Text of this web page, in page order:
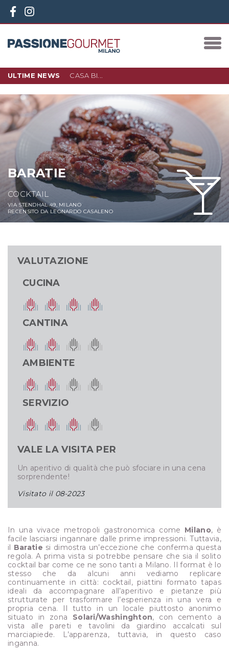
ULTIME NEWS
CASA BI...
10 DICEMBRE 2023
QUARTIERE D…LEGGI DI PIÙ
BARATIE
COCKTAIL
VIA STENDHAL 49, MILANO
RECENSITO DA LEONARDO CASALENO
VALUTAZIONE
CUCINA
CANTINA
AMBIENTE
SERVIZIO
VALE LA VISITA PER
Un aperitivo di qualità che può sfociare in una cena
sorprendente!
Visitato il 08-2023
In una vivace metropoli gastronomica come Milano, è
facile lasciarsi ingannare dalle prime impressioni. Tuttavia,
il Baratie si dimostra un’eccezione che conferma questa
regola. A prima vista si potrebbe pensare che sia il solito
cocktail bar come ce ne sono tanti a Milano. Il format è lo
stesso che da alcuni anni vediamo replicare
continuamente in città: cocktail, piattini formato tapas
ideali da accompagnare all’aperitivo e pietanze più
strutturate per trasformare l’esperienza in una vera e
propria cena. Il tutto in un locale piuttosto anonimo
situato in zona Solari/Washinghton, con cemento a
vista alle pareti e tavolini da giardino accalcati sul
marciapiede. L’apparenza, tuttavia, in questo caso
inganna.